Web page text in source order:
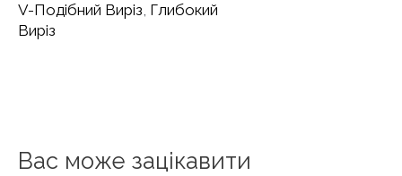
V-Подібний Виріз, Глибокий
Виріз
Вас може зацікавити